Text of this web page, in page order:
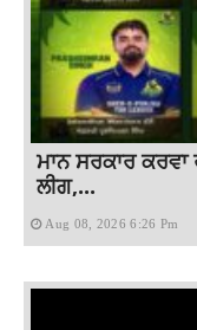
ਮਾਨ ਸਰਕਾਰ
ਲੀਗ,...
Aug 08, 2026 6:26 Pm